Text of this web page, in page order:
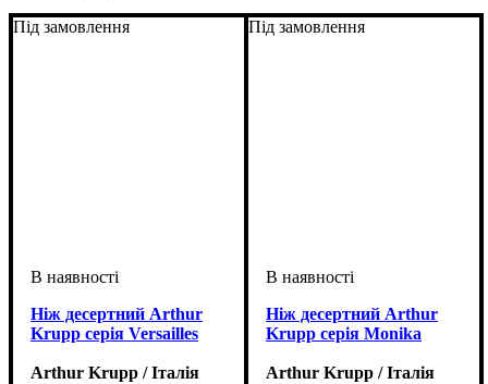
Під замовлення
Ніж десертний Arthur
Krupp серія Versailles
Arthur Krupp / Італія
Під замовлення
Ніж десертний Arthur
Krupp серія Monika
Arthur Krupp / Італія